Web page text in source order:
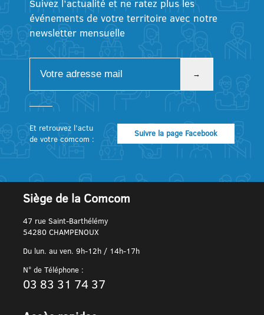
Suivez l’actualité et ne ratez plus les
événements de votre territoire avec notre
newsletter mensuelle
Et retrouvez l’actu
de votre comcom :
Suivre la page Facebook
Siège de la Comcom
47 rue Saint-Barthélémy
54280 CHAMPENOUX
Du lun. au ven. 9h-12h / 14h-17h
N° de Téléphone :
03 83 31 74 37